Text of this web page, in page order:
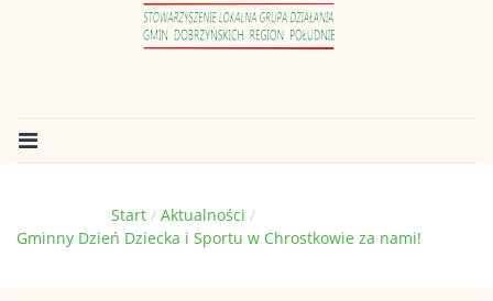
Start
Aktualności
Gminny Dzień Dziecka i Sportu w Chrostkowie za nami!